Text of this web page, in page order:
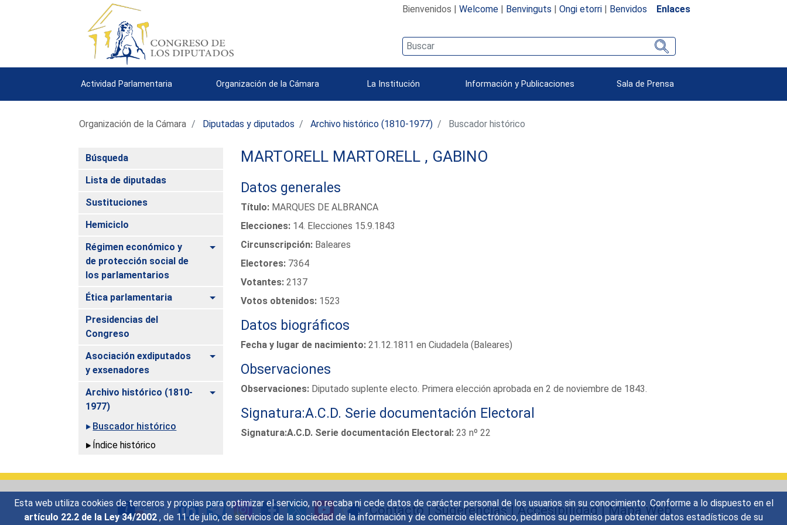
Esta web utiliza cookies de terceros y propias para optimizar el servicio, no recaba ni cede datos de carácter personal de los usuarios sin su conocimiento. Conforme a lo dispuesto en el
artículo 22.2 de la Ley 34/2002 , de 11 de julio, de servicios de la sociedad de la información y de comercio electrónico, pedimos su permiso para obtener datos estadísticos de su
Bienvenidos | Welcome| Benvinguts | Ongi etorri| Benvidos Enlaces
Actividad Parlamentaria Organización de la Cámara La Institución Información y Publicaciones Sala de Prensa
Organización de la Cámara Diputadas y diputados Archivo histórico (1810-1977) Buscador histórico
Búsqueda
Lista de diputadas
Sustituciones
Hemiciclo
Régimen económico y
de protección social de
los parlamentarios
Alternar
Ética parlamentaria Alternar
Presidencias del
Congreso
Asociación exdiputados
y exsenadores
Alternar
Archivo histórico (1810-
1977)
Alternar
Buscador histórico
Índice histórico
MARTORELL MARTORELL , GABINO
Datos generales
Título: MARQUES DE ALBRANCA
Elecciones: 14. Elecciones 15.9.1843
Circunscripción:Baleares
Electores:7364
Votantes:2137
Votos obtenidos:1523
Datos biográficos
Fecha y lugar de nacimiento:21.12.1811 en Ciudadela (Baleares)
Observaciones
Observaciones:Diputado suplente electo. Primera elección aprobada en 2 de noviembre de 1843.
Signatura:A.C.D. Serie documentación Electoral
Signatura:A.C.D. Serie documentación Electoral:23 nº 22
Contacto|Sugerencias|Accesibilidad|Mapa Web